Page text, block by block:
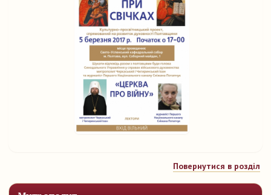
Повернутися в розділ